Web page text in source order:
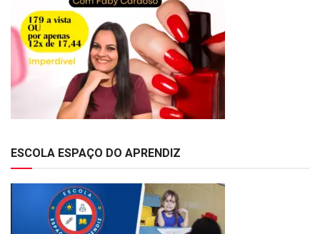
ESCOLA ESPAÇO DO APRENDIZ